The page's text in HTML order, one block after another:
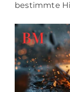
bestimmte